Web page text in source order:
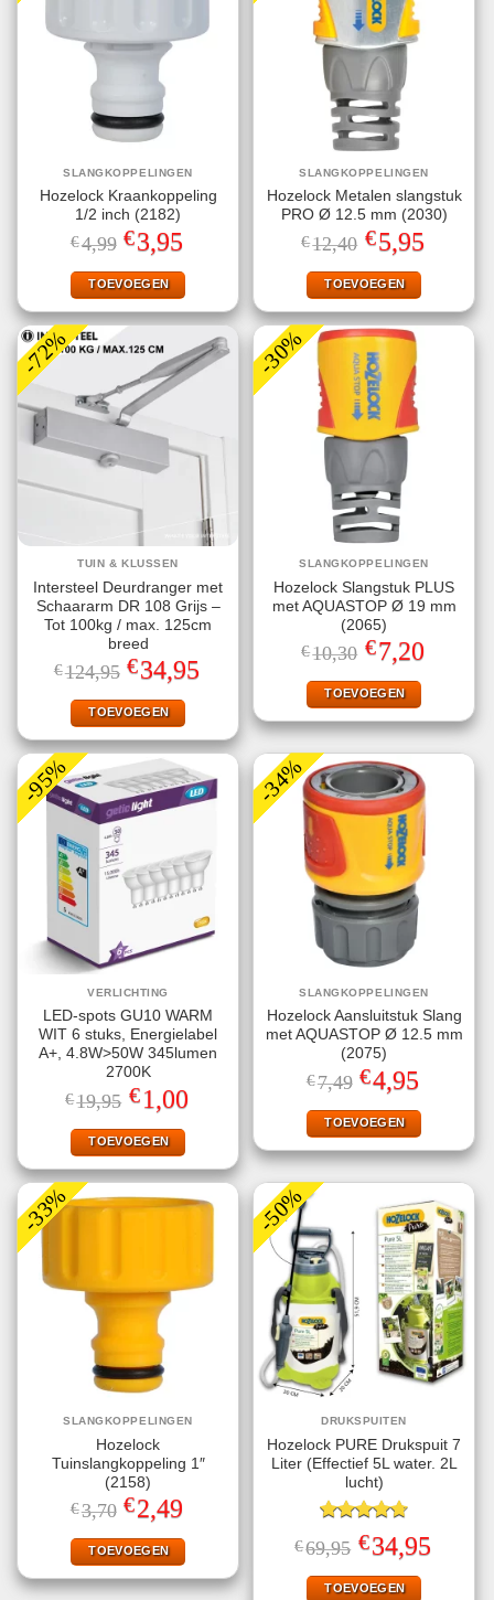
SLANGKOPPELINGEN
Hozelock Kraankoppeling
1/2 inch (2182)
€4,99 Oorspronkelijke
prijs
was:
€4,99.
€3,95
is:
€3,95.
TOEVOEGEN
SLANGKOPPELINGEN
Hozelock Metalen slangstuk
PRO Ø 12.5 mm (2030)
€12,40 Oorspronkelijke
prijs
was:
€12,40.
€5,95prijs
TOEVOEGEN
-72%
TUIN & KLUSSEN
Intersteel Deurdranger met
Schaararm DR 108 Grijs –
Tot 100kg / max. 125cm
breed
€124,95 Oorspronkelijke
prijs
was:
€124,95.
€34,95
TOEVOEGEN
-30%
SLANGKOPPELINGEN
Hozelock Slangstuk PLUS
met AQUASTOP Ø 19 mm
(2065)
€10,30 Oorspronkelijke
prijs
was:
€10,30.
€7,20Huidige
prijs
TOEVOEGEN
-95%
VERLICHTING
LED-spots GU10 WARM
WIT 6 stuks, Energielabel
A+, 4.8W>50W 345lumen
2700K
€19,95 Oorspronkelijke
prijs
was:
€19,95.
€1,00Huidige
prijs
TOEVOEGEN
-34%
SLANGKOPPELINGEN
Hozelock Aansluitstuk Slang
met AQUASTOP Ø 12.5 mm
(2075)
€7,49 Oorspronkelijke
prijs
was:
€7,49.
€4,95
is:
€4,95.
TOEVOEGEN
-33%
SLANGKOPPELINGEN
Hozelock
Tuinslangkoppeling 1″
(2158)
€3,70 Oorspronkelijke
prijs
was:
€3,70.
€2,49
is:
€2,49.
TOEVOEGEN
-50%
DRUKSPUITEN
Hozelock PURE Drukspuit 7
Liter (Effectief 5L water. 2L
lucht)
Gewaardeerd
4.75uit 5
€69,95 Oorspronkelijke
prijs
was:
€69,95.
€34,95prijs
TOEVOEGEN